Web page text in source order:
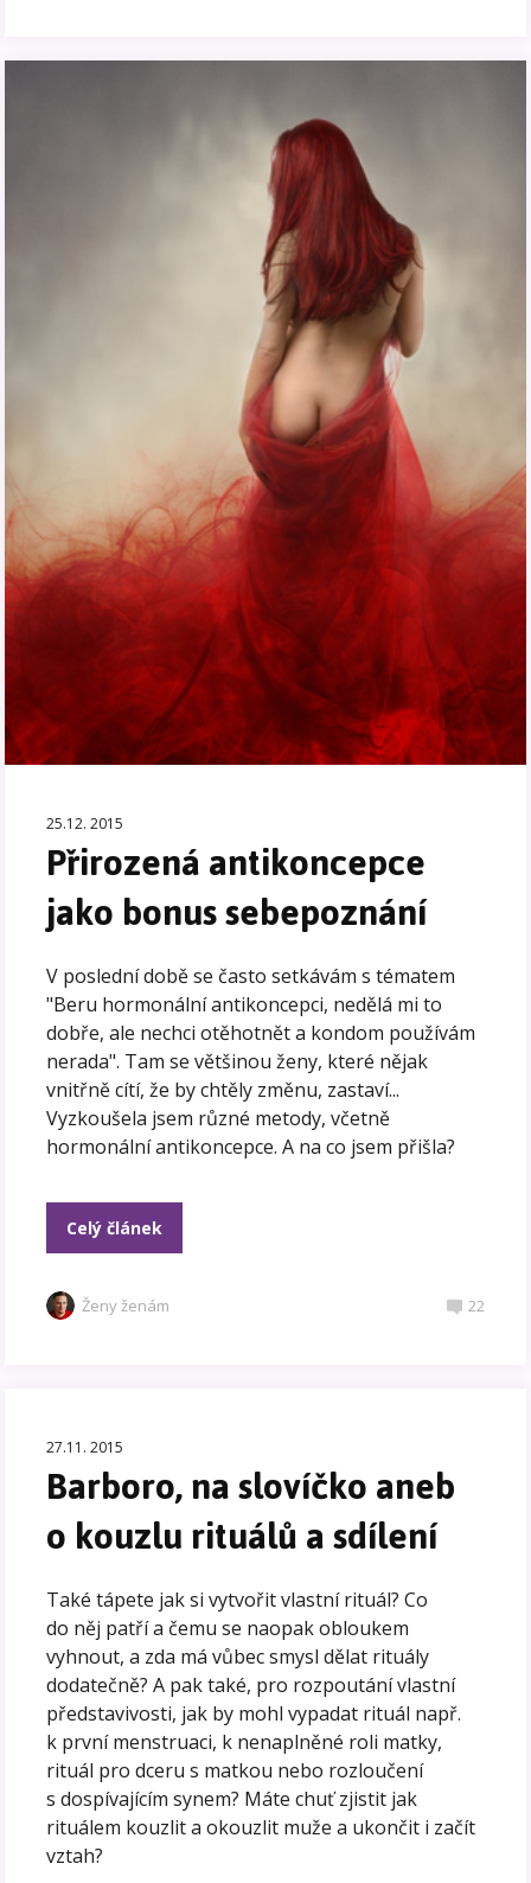
25.12. 2015
Přirozená antikoncepce
jako bonus sebepoznání
V poslední době se často setkávám s tématem
"Beru hormonální antikoncepci, nedělá mi to
dobře, ale nechci otěhotnět a kondom používám
nerada". Tam se většinou ženy, které nějak
vnitřně cítí, že by chtěly změnu, zastaví...
Vyzkoušela jsem různé metody, včetně
hormonální antikoncepce. A na co jsem přišla?
Celý článek
Ženy ženám 22
27.11. 2015
Barboro, na slovíčko aneb
o kouzlu rituálů a sdílení
Také tápete jak si vytvořit vlastní rituál? Co
do něj patří a čemu se naopak obloukem
vyhnout, a zda má vůbec smysl dělat rituály
dodatečně? A pak také, pro rozpoutání vlastní
představivosti, jak by mohl vypadat rituál např.
k první menstruaci, k nenaplněné roli matky,
rituál pro dceru s matkou nebo rozloučení
s dospívajícím synem? Máte chuť zjistit jak
rituálem kouzlit a okouzlit muže a ukončit i začít
vztah?